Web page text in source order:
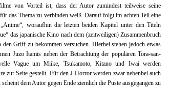
von Vorteil ist, dass der Autor zumindest teilweise seine
das Thema zu verbinden weiß. Darauf folgt im achten Teil eine
woraufhin die letzten beiden Kapitel unter den Titeln
das japanische Kino nach dem (zeitweiligen) Zusammenbruch
Griff zu bekommen versuchen. Hierbei stehen jedoch etwas
Juzo Itamis neben der Betrachtung der populären Tora-san-
Vague um Miike, Tsukamoto, Kitano und Iwai werden
zur Seite gestellt. Für den J-Horror werden zwar nebenbei auch
dem Autor gegen Ende ziemlich die Puste ausgegangen zu